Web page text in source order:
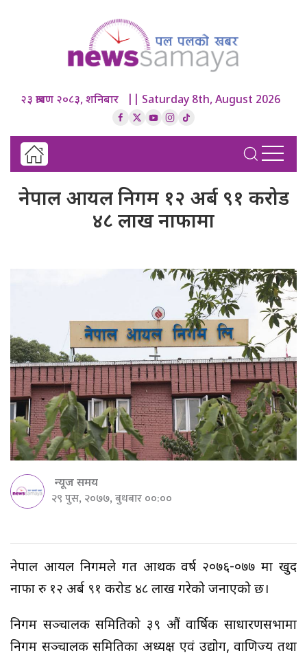
२३ श्रावण २०८३, शनिबार || Saturday 8th, August 2026
नेपाल आयल निगम १२ अर्ब ९१ करोड
४८ लाख नाफामा
न्यूज समय
२९ पुस, २०७७, बुधबार ००:००
नेपाल आयल निगमले गत आर्थिक वर्ष २०७६-०७७ मा खुद
नाफा रु १२ अर्ब ९१ करोड ४८ लाख गरेको जनाएको छ।
निगम सञ्चालक समितिको ३९ औं वार्षिक साधारणसभामा
निगम सञ्चालक समितिका अध्यक्ष एवं उद्योग, वाणिज्य तथा